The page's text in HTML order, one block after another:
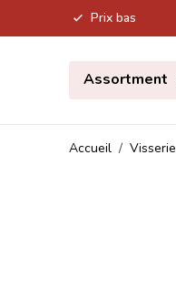
Prix bas
Assortment
Accueil / Visserie